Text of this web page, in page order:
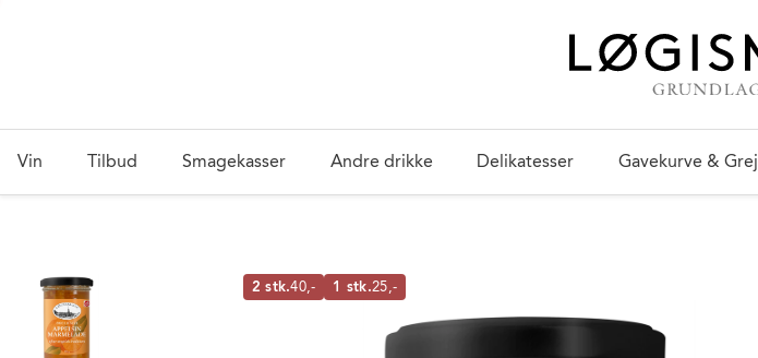
Vin Tilbud Smagekasser Andre drikke Delikatesser Gavekurve & Grej
2 stk.40,- 1 stk.25,-